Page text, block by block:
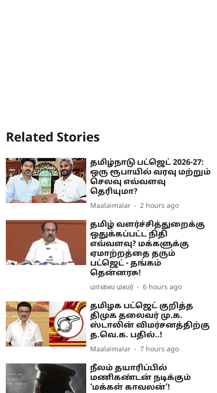
Related Stories
தமிழ்நாடு பட்ஜெட் 2026-27:
ஒரு ரூபாயில் வரவு மற்றும்
செலவு எவ்வளவு
தெரியுமா?
Maalaimalar 2 hours ago
தமிழ் வளர்ச்சித்துறைக்கு
ஒதுக்கப்பட்ட நிதி
எவ்வளவு? மக்களுக்கு
ஏமாற்றத்தை தரும்
பட்ஜெட் - தங்கம்
தென்னரசு!
மாலை மலர் 6 hours ago
தமிழக பட்ஜெட் குறித்த
திமுக தலைவர் மு.க.
ஸ்டாலின் விமர்சனத்திற்கு
த.வெ.க. பதில்..!
Maalaimalar 7 hours ago
நீலம் தயாரிப்பில்
மணிகண்டன் நடிக்கும்
‘மக்கள் காவலன்’!